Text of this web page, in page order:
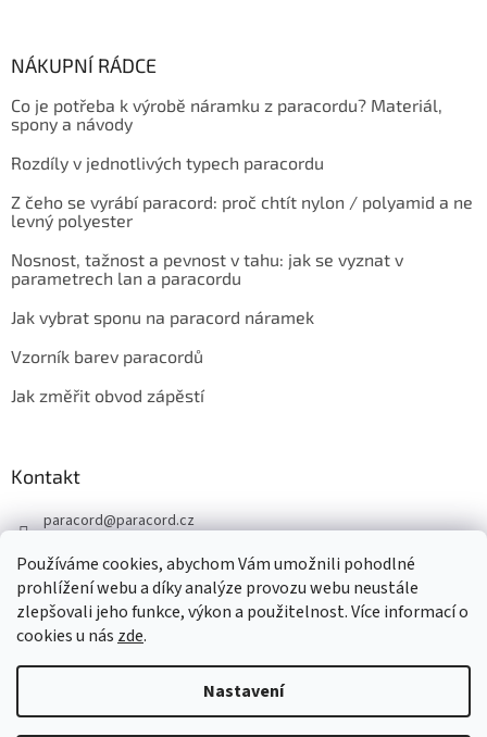
Používáme cookies, abychom Vám umožnili pohodlné
prohlížení webu a díky analýze provozu webu neustále
zlepšovali jeho funkce, výkon a použitelnost. Více informací o
cookies u nás zde.
Nastavení
NÁKUPNÍ RÁDCE
Co je potřeba k výrobě náramku z paracordu? Materiál,
spony a návody
Rozdíly v jednotlivých typech paracordu
Z čeho se vyrábí paracord: proč chtít nylon / polyamid a ne
levný polyester
Nosnost, tažnost a pevnost v tahu: jak se vyznat v
parametrech lan a paracordu
Jak vybrat sponu na paracord náramek
Vzorník barev paracordů
Jak změřit obvod zápěstí
Kontakt
paracord@paracord.cz
+420 603 230 467
Sledujte nás také na facebooku
paracord.cz
Vytvořil Shoptet